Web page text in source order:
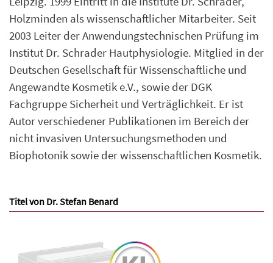
Holzminden als wissenschaftlicher Mitarbeiter. Seit
2003 Leiter der Anwendungstechnischen Prüfung im
Institut Dr. Schrader Hautphysiologie. Mitglied in der
Deutschen Gesellschaft für Wissenschaftliche und
Angewandte Kosmetik e.V., sowie der DGK
Fachgruppe Sicherheit und Verträglichkeit. Er ist
Autor verschiedener Publikationen im Bereich der
nicht invasiven Untersuchungsmethoden und
Biophotonik sowie der wissenschaftlichen Kosmetik.
Titel von Dr. Stefan Benard